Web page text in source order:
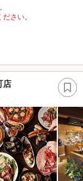
さい。
店